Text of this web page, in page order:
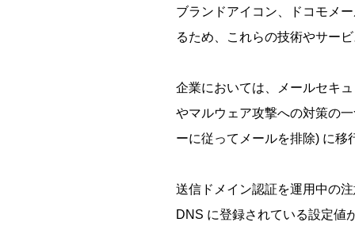
ブランドアイコン、ドコモメ
るため、これらの技術やサー
企業においては、メールセキ
やマルウェア攻撃への対策の
ーに従ってメールを排除) に移
送信ドメイン認証を運用中の
DNS に登録されている設定値